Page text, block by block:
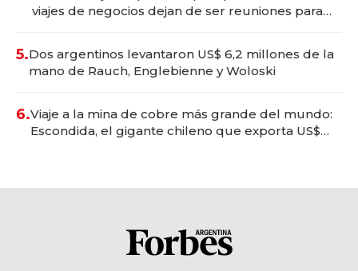
viajes de negocios dejan de ser reuniones para
5.Dos argentinos levantaron US$ 6,2 millones de la
mano de Rauch, Englebienne y Woloski
6.Viaje a la mina de cobre más grande del mundo:
Escondida, el gigante chileno que exporta US$